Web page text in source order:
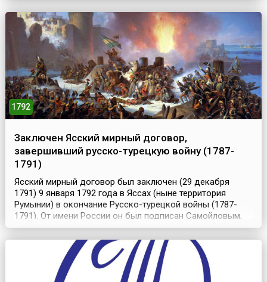
обращением все было в порядке. Но ко времени
правления Екате...
1792
Заключен Ясский мирный договор,
завершивший русско-турецкую войну (1787-
1791)
Ясский мирный договор был заключен (29 декабря
1791) 9 января 1792 года в Яссах (ныне территория
Румынии) в окончание Русско-турецкой войны (1787-
1791). От имени России он был подписан Самойловым,
де Рибасом и Лашкарёвым, от имени Турции – рейсом-
эфенди Абдуллой эфенди, Ибрагимом Исметом беем и
Мехмедом эфенди.Ясский мирный договор
восстанавливал действие Кючук-Кайнарджийского
мира 1774 года и...